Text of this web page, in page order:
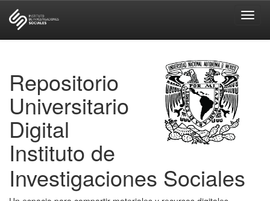
Repositorio
Universitario
Digital
Instituto de
Investigaciones Sociales